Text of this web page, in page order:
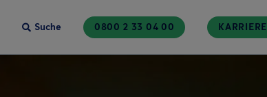
Suche 0800 2 33 04 00 KARRIERE